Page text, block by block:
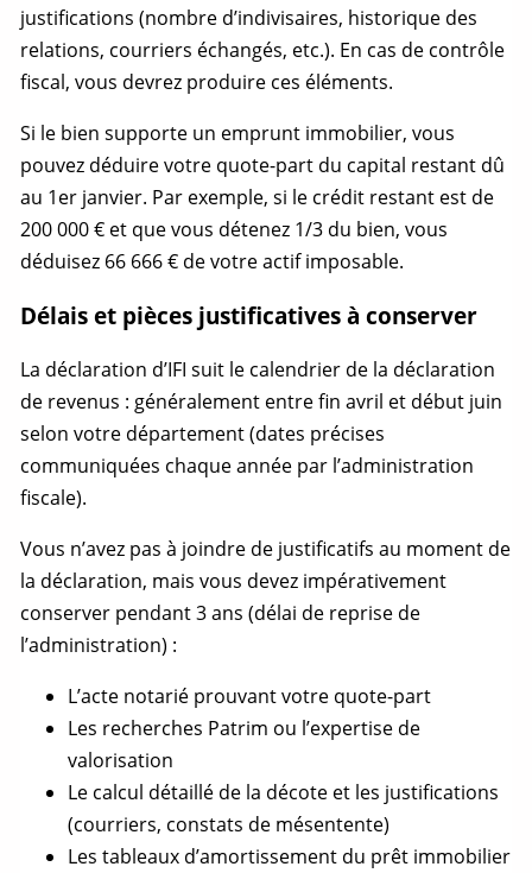
justifications (nombre d’indivisaires, historique des
relations, courriers échangés, etc.). En cas de contrôle
fiscal, vous devrez produire ces éléments.
Si le bien supporte un emprunt immobilier, vous
pouvez déduire votre quote-partdu capital restant dû
au 1er janvier. Par exemple, si le crédit restant est de
200 000 € et que vous détenez 1/3 du bien, vous
déduisez 66 666 € de votre actif imposable.
Délais et pièces justificatives à conserver
La déclaration d’IFI suit le calendrier de la déclaration
de revenus : généralement entre fin avril et début juin
selon votre département (dates précises
communiquées chaque année par l’administration
fiscale).
Vous n’avez pas à joindre de justificatifs au moment de
la déclaration, mais vous devez impérativement
conserver pendant 3 ans (délai de reprise de
l’administration) :
L’acte notarié prouvant votre quote-part
Les recherches Patrim ou l’expertise de
valorisation
Le calcul détaillé de la décote et les justifications
(courriers, constats de mésentente)
Les tableaux d’amortissement du prêt immobilier